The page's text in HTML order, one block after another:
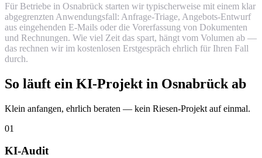
Für Betriebe in Osnabrück starten wir typischerweise mit einem klar
abgegrenzten Anwendungsfall: Anfrage-Triage, Angebots-Entwurf
aus eingehenden E-Mails oder die Vorerfassung von Dokumenten
und Rechnungen. Wie viel Zeit das spart, hängt vom Volumen ab —
das rechnen wir im kostenlosen Erstgespräch ehrlich für Ihren Fall
durch.
So läuft ein KI-Projekt in Osnabrück ab
Klein anfangen, ehrlich beraten — kein Riesen-Projekt auf einmal.
01
KI-Audit